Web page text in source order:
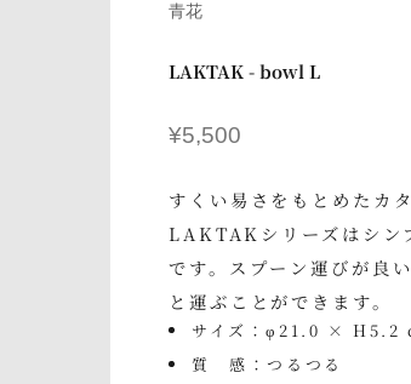
青花
LAKTAK - bowl L
セール価格
¥5,500
すくい易さをもとめたカ
LAKTAKシリーズはシン
です。スプーン運びが良
と運ぶことができます。
サイズ：φ21.0 × H5.2
質 感：つるつる